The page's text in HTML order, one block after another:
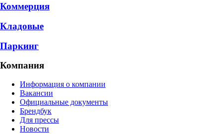
Коммерция
Кладовые
Паркинг
Компания
Информация о компании
Вакансии
Официальные документы
Брендбук
Для прессы
Новости